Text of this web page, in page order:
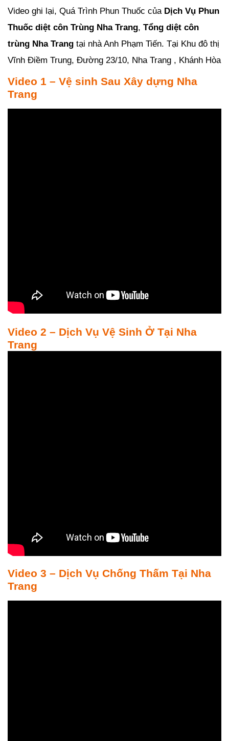
Video ghi lại, Quá Trình Phun Thuốc của Dịch Vụ Phun
Thuốc diệt côn Trùng Nha Trang, Tổng diệt côn
trùng Nha Trang tại nhà Anh Phạm Tiến. Tại Khu đô thị
Vĩnh Điềm Trung, Đường 23/10, Nha Trang , Khánh Hòa
Video 1 – Vệ sinh Sau Xây dựng Nha
Trang
Video 2 – Dịch Vụ Vệ Sinh Ở Tại Nha
Trang
Video 3 – Dịch Vụ Chống Thấm Tại Nha
Trang